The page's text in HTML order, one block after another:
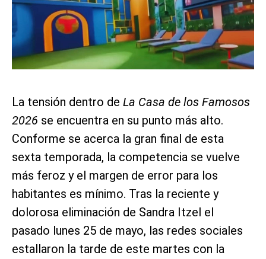
La tensión dentro de La Casa de los Famosos
2026 se encuentra en su punto más alto.
Conforme se acerca la gran final de esta
sexta temporada, la competencia se vuelve
más feroz y el margen de error para los
habitantes es mínimo. Tras la reciente y
dolorosa eliminación de Sandra Itzel el
pasado lunes 25 de mayo, las redes sociales
estallaron la tarde de este martes con la